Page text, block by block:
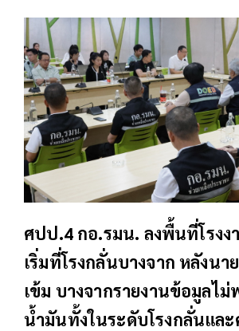
ศปป.4 กอ.รมน. ลงพื้นที่โรง
เริ่มที่โรงกลั่นบางจาก หลังนา
เข้ม บางจากรายงานข้อมูลไ
น้ำมันทั้งในระดับโรงกลั่นและ